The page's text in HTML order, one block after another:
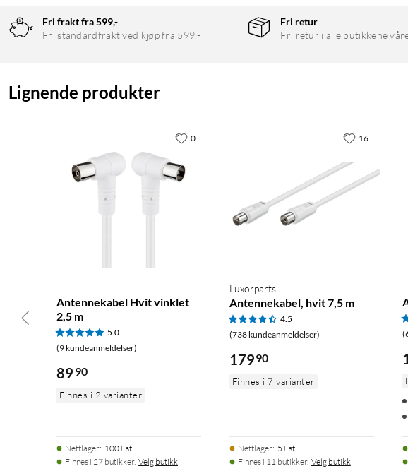
Fri frakt fra 599,-
Fri standardfrakt ved kjøp fra 599,-
Fri retur
Fri retur i alle butikkene
Lignende produkter
Antennekabel Hvit vinklet
2,5 m
5.0
(9 kundeanmeldelser)
89 90
Finnes i 2 varianter
Nettlager: 100+ st
Finnes i 27 butikker. Velg butikk
0
Luxorparts
Antennekabel, hvit 7,5 m
4.5
(738 kundeanmeldelser)
17990
Finnes i 7 varianter
Nettlager: 5+ st
Finnes i 11 butikker. Velg butikk
16